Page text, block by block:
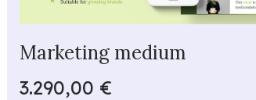
Marketing medium
3.290,00 €